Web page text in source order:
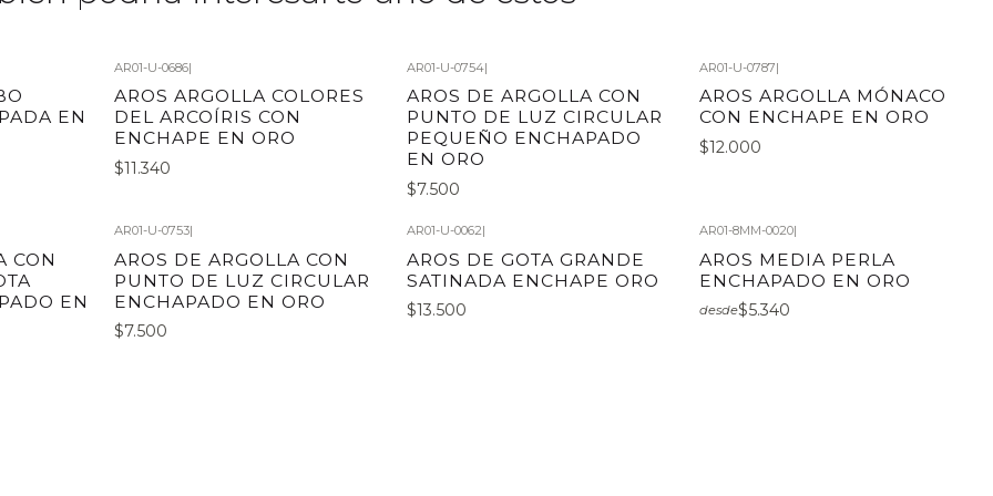
EN
AR01-U-0686|
AROS ARGOLLA COLORES
DEL ARCOÍRIS CON
ENCHAPE EN ORO
$11.340
AR01-U-0754|
AROS DE ARGOLLA CON
PUNTO DE LUZ CIRCULAR
PEQUEÑO ENCHAPADO
EN ORO
$7.500
AR01-U-0787|
AROS ARGOLLA MÓNACO
CON ENCHAPE EN ORO
$12.000
CON
EN
AR01-U-0753|
AROS DE ARGOLLA CON
PUNTO DE LUZ CIRCULAR
ENCHAPADO EN ORO
$7.500
AR01-U-0062|
AROS DE GOTA GRANDE
SATINADA ENCHAPE ORO
$13.500
AR01-8MM-0020|
AROS MEDIA PERLA
ENCHAPADO EN ORO
desde$5.340